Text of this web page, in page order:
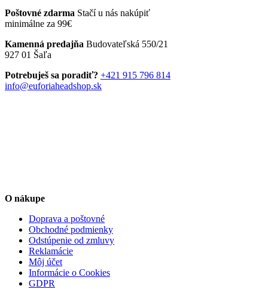
Poštovné zdarma Stačí u nás nakúpiť
minimálne za 99€
Kamenná predajňa Budovateľská 550/21
927 01 Šaľa
Potrebuješ sa poradiť? +421 915 796 814
info@euforiaheadshop.sk
O nákupe
Doprava a poštovné
Obchodné podmienky
Odstúpenie od zmluvy
Reklamácie
Môj účet
Informácie o Cookies
GDPR